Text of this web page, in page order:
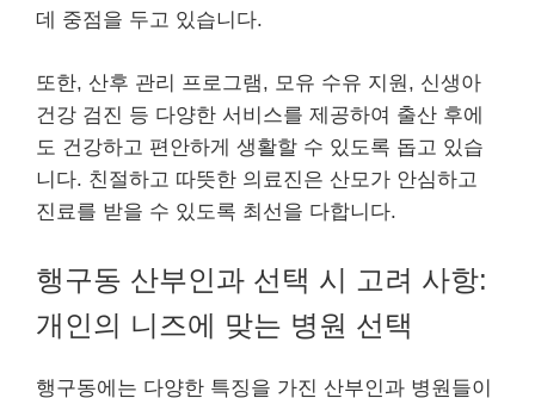
데 중점을 두고 있습니다.
또한, 산후 관리 프로그램, 모유 수유 지원, 신생아
건강 검진 등 다양한 서비스를 제공하여 출산 후에
도 건강하고 편안하게 생활할 수 있도록 돕고 있습
니다. 친절하고 따뜻한 의료진은 산모가 안심하고
진료를 받을 수 있도록 최선을 다합니다.
행구동 산부인과 선택 시 고려 사항:
개인의 니즈에 맞는 병원 선택
행구동에는 다양한 특징을 가진 산부인과 병원들이